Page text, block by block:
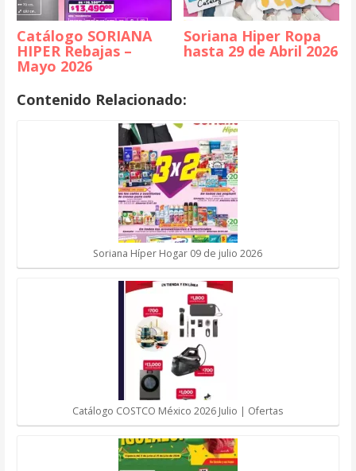
Catálogo SORIANA
HIPER Rebajas –
Mayo 2026
Soriana Hiper Ropa
hasta 29 de Abril 2026
Contenido Relacionado:
Soriana Híper Hogar 09 de julio 2026
Catálogo COSTCO México 2026 Julio | Ofertas